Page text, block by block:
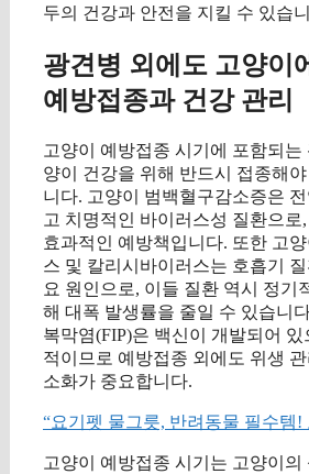
두의 건강과 안전을 지킬 수 있습
광견병 외에도 고양이
예방접종과 건강 관리
고양이 예방접종 시기에 포함되는
양이 건강을 위해 반드시 접종해
니다. 고양이 범백혈구감소증은
고 치명적인 바이러스성 질환으로
효과적인 예방책입니다. 또한 고
스 및 칼리시바이러스는 호흡기
요 원인으로, 이들 질환 역시 정기
해 대폭 발생률을 줄일 수 있습니
복막염(FIP)은 백신이 개발되어
적이므로 예방접종 외에도 위생
소화가 중요합니다.
“요기펫 물그릇, 반려동물 필수템!
고양이 예방접종 시기는 고양이의